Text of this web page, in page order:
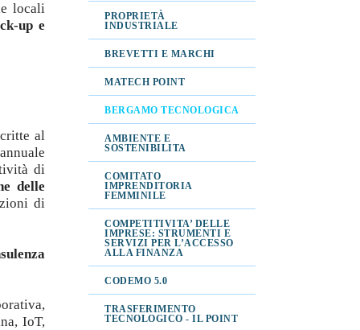
locali
up e
al
di
delle
di
IoT,
PROPRIETÀ
INDUSTRIALE
BREVETTI E MARCHI
MATECH POINT
BERGAMO TECNOLOGICA
AMBIENTE E
SOSTENIBILITA
COMITATO
IMPRENDITORIA
FEMMINILE
COMPETITIVITA’ DELLE
IMPRESE: STRUMENTI E
SERVIZI PER L’ACCESSO
ALLA FINANZA
CODEMO 5.0
TRASFERIMENTO
TECNOLOGICO - IL POINT